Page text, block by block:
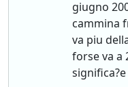
giugno
cammina
va piu
forse va a